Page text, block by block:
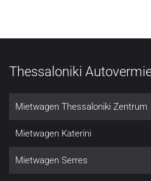
Thessaloniki
Mietwagen Thessaloniki Zentrum
Mietwagen Katerini
Mietwagen Serres